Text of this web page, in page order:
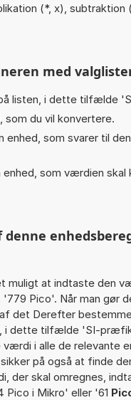
(*, x),
med
listen, i dette tilfælde '
du vil konvertere.
enhed, som svarer til
enhed, som værdien
muligt at indtaste den
Pico'. Når man gør
det Derefter
i dette tilfælde 'SI-
i alle de relevante
på også at finde
der skal omregnes,
i Mikro' eller '61